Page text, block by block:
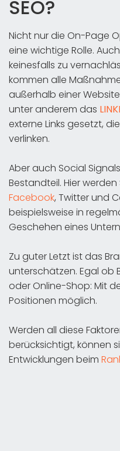
SEO?
Nicht nur die On-Page
eine wichtige Rolle.
keinesfalls zu
kommen alle
außerhalb einer
unter anderem das
externe Links gesetzt,
verlinken.
Aber auch Social
Bestandteil. Hier
Facebook, Twitter und
beispielsweise in
Geschehen eines
Zu guter Letzt ist das
unterschätzen. Egal ob
oder Online-Shop: Mit
Positionen möglich.
Werden all diese
berücksichtigt, können
Entwicklungen beim